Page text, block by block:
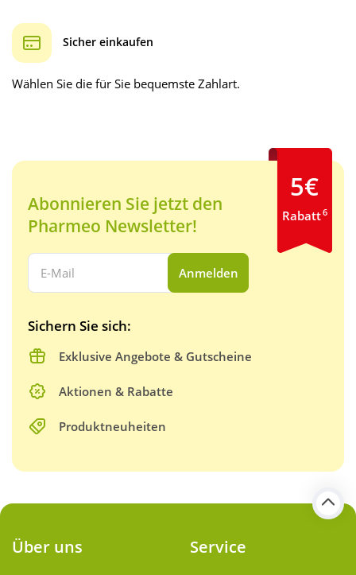
Sicher einkaufen
Wählen Sie die für Sie bequemste Zahlart.
Abonnieren Sie jetzt den
Pharmeo Newsletter!
Ihre E-Mail Adresse:
Anmelden
Sichern Sie sich:
Exklusive Angebote & Gutscheine
Aktionen & Rabatte
Produktneuheiten
5€
Rabatt6
Über uns Service